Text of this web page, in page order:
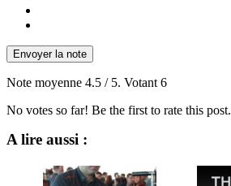
Envoyer la note
Note moyenne 4.5 / 5. Votant 6
No votes so far! Be the first to rate this post.
A lire aussi :